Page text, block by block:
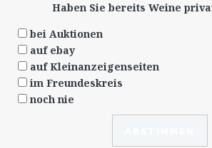
Haben Sie bereits Weine
bei Auktionen
auf ebay
auf Kleinanzeigenseiten
im Freundeskreis
noch nie